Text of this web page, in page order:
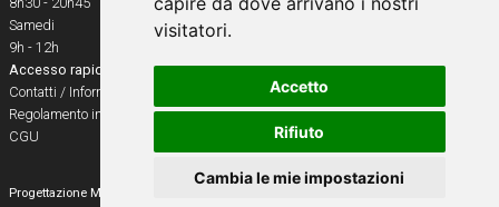
visitatori.
Accetto
Rifiuto
Cambia le mie impostazioni
Samedi
9h - 12h
Accesso rapido
Contatti / Informazioni pratiche
Regolamento interno
CGU
Progettazione Media & Events